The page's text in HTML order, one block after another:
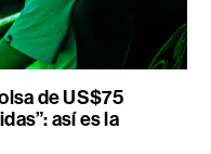
de US$75
así es la